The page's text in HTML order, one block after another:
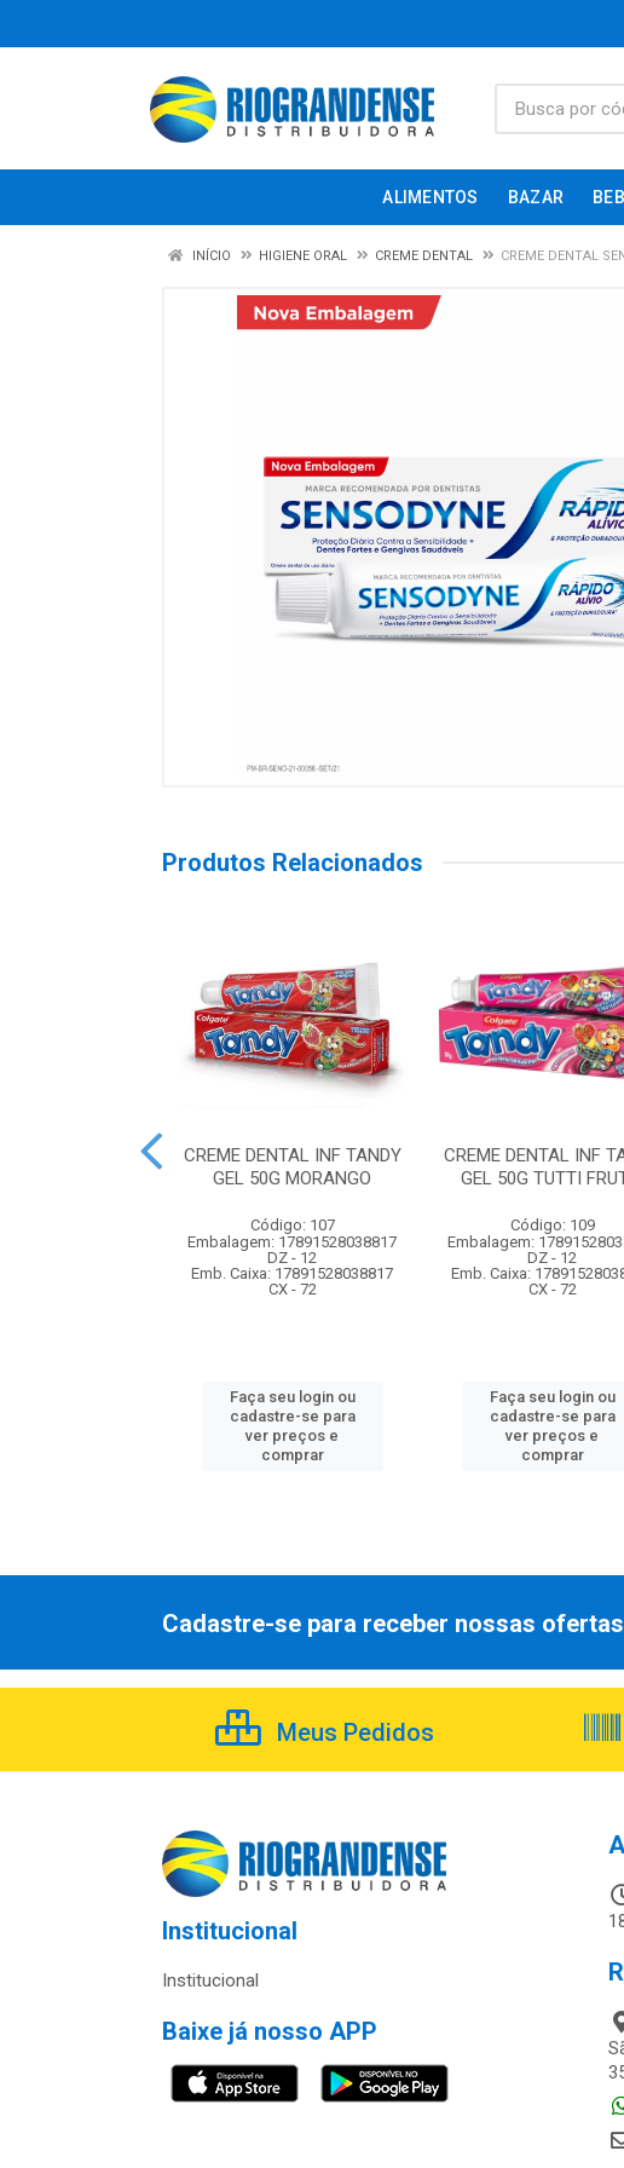
ALIMENTOS BAZAR
INÍCIO HIGIENE ORAL CREME DENTAL CREME DENTAL
Produtos Relacionados
CREME DENTAL INF TANDY
GEL 50G MORANGO
Código: 107
Embalagem: 17891528038817
DZ - 12
Emb. Caixa: 17891528038817
CX - 72
Faça seu login ou
cadastre-se para
ver preços e
comprar
CREME DENTAL INF
GEL 50G TUTTI
Código: 109
Embalagem:
DZ - 12
Emb. Caixa:
CX - 72
Faça seu login ou
cadastre-se para
ver preços e
comprar
Cadastre-se para receber nossas
Meus Pedidos
Institucional
Institucional
Baixe já nosso APP